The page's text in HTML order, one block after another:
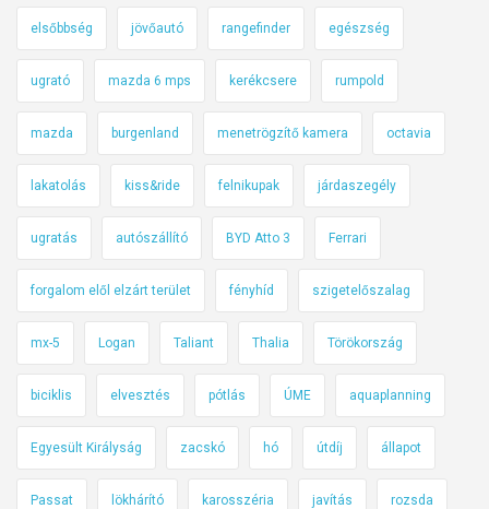
elsőbbség jövőautó rangefinder egészség
ugrató mazda 6 mps kerékcsere rumpold
mazda burgenland menetrögzítő kamera octavia
lakatolás kiss&ride felnikupak járdaszegély
ugratás autószállító BYD Atto 3 Ferrari
forgalom elől elzárt terület fényhíd szigetelőszalag
mx-5 Logan Taliant Thalia Törökország
biciklis elvesztés pótlás ÚME aquaplanning
Egyesült Királyság zacskó hó útdíj állapot
Passat lökhárító karosszéria javítás rozsda